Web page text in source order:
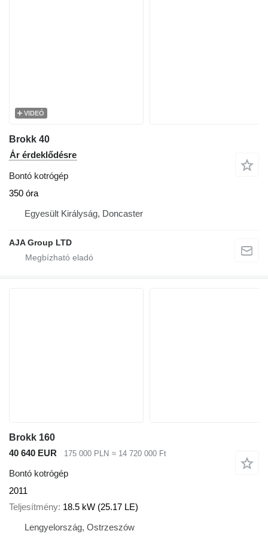
VIDEÓ
Brokk 40
Ár érdeklődésre
Bontó kotrógép
350 óra
Egyesült Királyság, Doncaster
AJA Group LTD
Brokk 160
40 640 EUR
175 000 PLN ≈ 14 720 000 Ft
Bontó kotrógép
2011
Teljesítmény 18.5 kW (25.17 LE)
Lengyelország, Ostrzeszów